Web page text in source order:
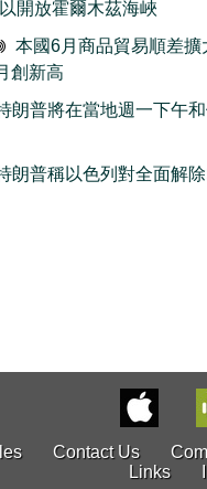
開放霍爾木茲海峽
本國6月商品貿易順差擴
創新高
朗普將在當地週一下午
朗普稱以色列對全面解
Contact Us
Links